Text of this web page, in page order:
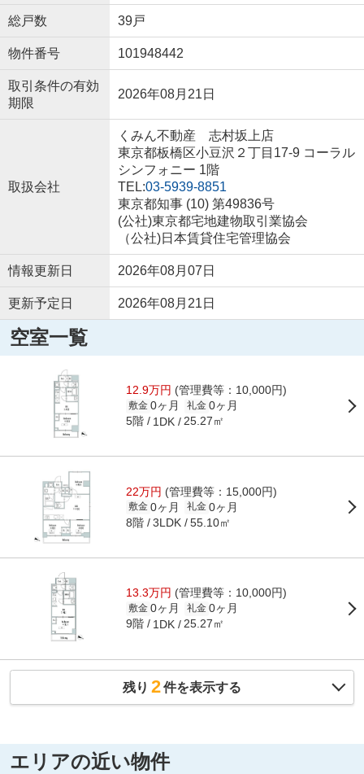
総戸数 39戸
物件番号 101948442
取引条件の有効
期限
2026年08月21日
取扱会社
くみん不動産 志村坂上店
東京都板橋区小豆沢２丁目17-9 コーラル
シンフォニー 1階
TEL:03-5939-8851
東京都知事 (10) 第49836号
(公社)東京都宅地建物取引業協会
（公社)日本賃貸住宅管理協会
情報更新日 2026年08月07日
更新予定日 2026年08月21日
空室一覧
12.9万円 (管理費等：10,000円)
敷金 0ヶ月 礼金 0ヶ月
5階 1DK 25.27㎡
22万円 (管理費等：15,000円)
敷金 0ヶ月 礼金 0ヶ月
8階 3LDK 55.10㎡
13.3万円 (管理費等：10,000円)
敷金 0ヶ月 礼金 0ヶ月
9階 1DK 25.27㎡
残り 2件を表示する
エリアの近い物件